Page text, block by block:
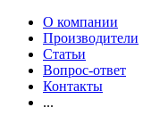
О компании
Производители
Статьи
Вопрос-ответ
Контакты
...